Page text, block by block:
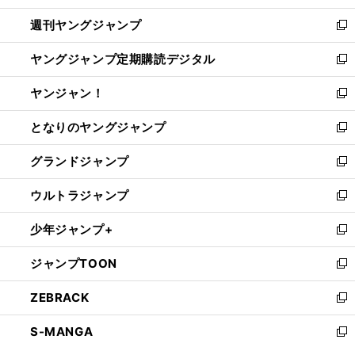
開
く
ウ
で
開
く
ン
ド
ウ
で
開
く
ウ
ィ
ン
ド
ウ
で
開
く
週刊ヤングジャンプ
新
し
い
ウ
ィ
ン
ド
ウ
で
開
く
ヤングジャンプ定期購読デジタル
新
し
い
ウ
ィ
ン
ド
ウ
で
開
く
ヤンジャン！
新
し
い
ウ
ィ
ン
ド
ウ
で
開
く
となりのヤングジャンプ
新
し
い
ウ
ィ
ン
ド
ウ
で
開
く
グランドジャンプ
新
し
い
ウ
ィ
ン
ド
ウ
で
開
く
ウルトラジャンプ
新
し
い
ウ
ィ
ン
ド
ウ
で
少年ジャンプ+
新
し
い
ウ
ィ
ン
ド
ジャンプTOON
新
し
い
ウ
ィ
ZEBRACK
新
し
い
S-MANGA
新